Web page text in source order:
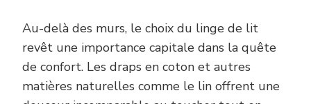
Au-delà des murs, le choix du linge de lit
revêt une importance capitale dans la quête
de confort. Les draps en coton et autres
matières naturelles comme le lin offrent une